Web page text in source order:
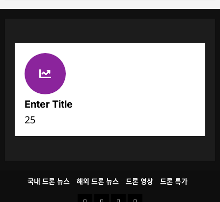
Enter Title
25
국내 드론 뉴스 해외 드론 뉴스 드론 영상 드론 특가